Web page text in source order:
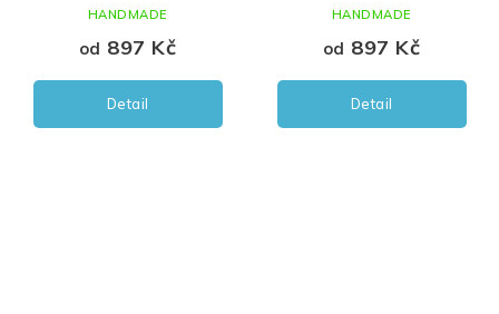
od 897 Kč
Detail
HANDMADE
od 897 Kč
Detail
HANDMADE